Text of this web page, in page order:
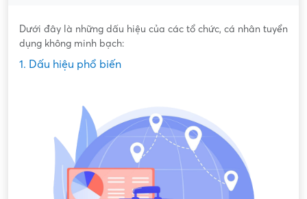
Dưới đây là những dấu hiệu của các tổ chức, cá nhân tuyển
dụng không minh bạch:
1. Dấu hiệu phổ biến